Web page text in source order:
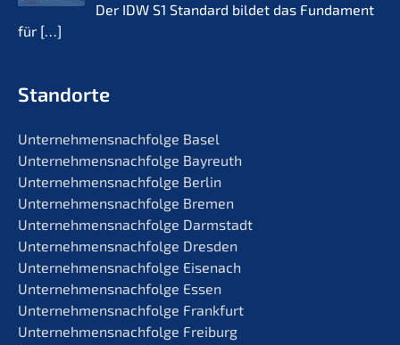
Der IDW S1 Standard bildet das Funda­ment
für […]
Standorte
Unternehmens­nachfolge Basel
Unternehmens­nachfolge Bayreuth
Unternehmens­nachfolge Berlin
Unternehmens­nachfolge Bremen
Unternehmens­nachfolge Darmstadt
Unternehmens­nachfolge Dresden
Unternehmens­nachfolge Eisenach
Unternehmens­nachfolge Essen
Unternehmens­nachfolge Frankfurt
Unternehmens­nachfolge Freiburg